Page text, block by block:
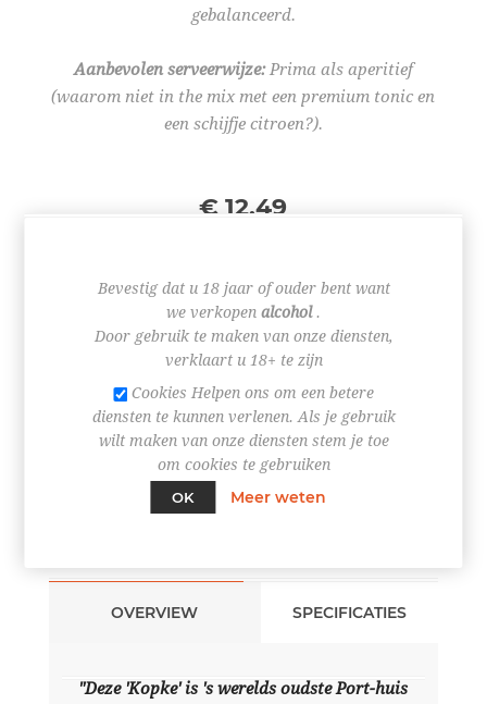
gebalanceerd.
Aanbevolen serveerwijze:Prima als aperitief
(waarom niet in the mix met een premium tonic en
een schijfje citroen?).
€ 12,49
+
-
BESTEL NU!
OVERVIEW SPECIFICATIES
"Deze 'Kopke' is 's werelds oudste Port-huis
Bevestig dat u 18 jaar of ouder bent want
we verkopen alcohol.
Door gebruik te maken van onze diensten,
verklaart u 18+ te zijn
Cookies Helpen ons om een betere
diensten te kunnen verlenen. Als je gebruik
wilt maken van onze diensten stem je toe
om cookies te gebruiken
OK
Meer weten